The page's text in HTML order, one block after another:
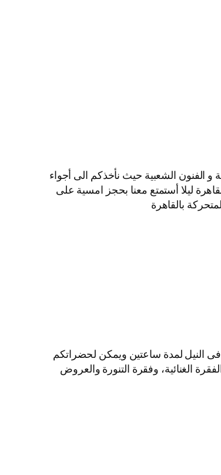
و الفنون الشعبية حيث نأخذكم الى أجواء
ليلا أستمتع معنا بحجز امسية على
بالقاهرة
النيل لمدة ساعتين ويمكن لحضراتكم
الغنائية، وفقرة التنورة والعروض